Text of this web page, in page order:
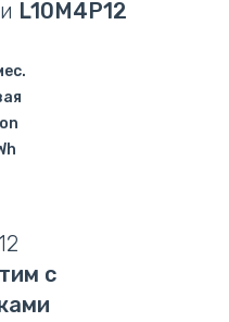
L10M4P12
с